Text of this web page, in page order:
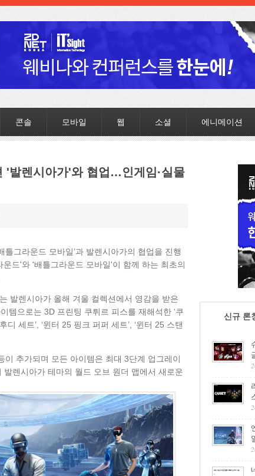
콘솔 모바일 웹 소셜 에니메이션
'발렌시아가'와 협업…인게임·실물
틀그라운드 모바일’과 발렌시아가의 협업을 진행
드'와 '배틀그라운드 모바일'이 함께 하는 최초의
발렌시아가 올해 겨울 컬렉션에서 영감을 받은
템으로는 3D 프린팅 쿠튀르 피스를 재해석한 ‘쿠
디 세트’, ‘윈터 25 핑크 퍼퍼 세트’, ‘윈터 25 스탠
추가되며 모든 아이템은 최대 3단계 업그레이
렌시아가 테마의 월드 오브 원더 맵에서 새로운
신규 론